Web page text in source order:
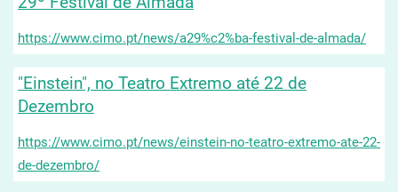
https://www.cimo.pt/news/a29%c2%ba-festival-de-almada/
"Einstein", no Teatro Extremo até 22 de
Dezembro
https://www.cimo.pt/news/einstein-no-teatro-extremo-ate-22-
de-dezembro/